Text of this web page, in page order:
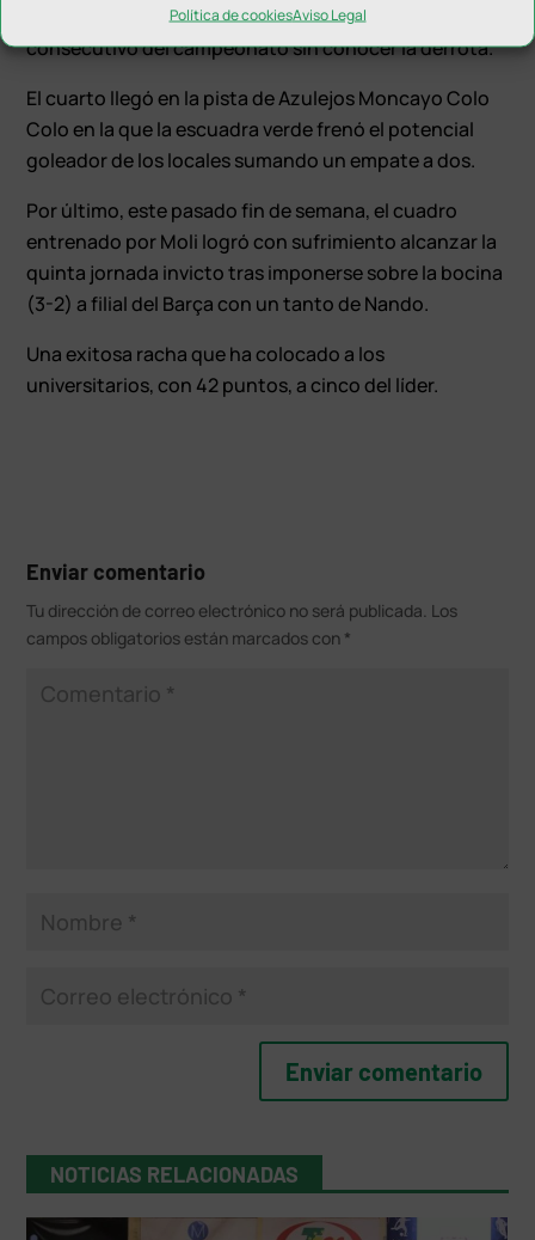
Política de cookiesAviso Legal
tres puntos en juego y encadenar el tercer partido
consecutivo del campeonato sin conocer la derrota.
El cuarto llegó en la pista de Azulejos Moncayo Colo
Colo en la que la escuadra verde frenó el potencial
goleador de los locales sumando un empate a dos.
Por último, este pasado fin de semana, el cuadro
entrenado por Moli logró con sufrimiento alcanzar la
quinta jornada invicto tras imponerse sobre la bocina
(3-2) a filial del Barça con un tanto de Nando.
Una exitosa racha que ha colocado a los
universitarios, con 42 puntos, a cinco del líder.
Enviar comentario
Tu dirección de correo electrónico no será publicada. Los
campos obligatorios están marcados con *
NOTICIAS RELACIONADAS